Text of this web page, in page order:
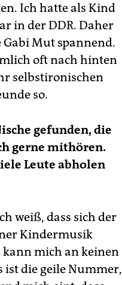
Ich hatte als Kind
in der DDR. Daher
Gabi Mut spannend.
oft nach hinten
selbstironischen
so.
gefunden, die
gerne mithören.
Leute abholen
weiß, dass sich der
Kindermusik
kann mich an keinen
ist die geile Nummer,